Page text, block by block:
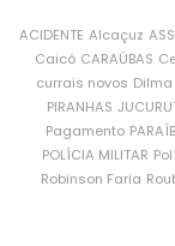
ACIDENTE Alcaçuz
Caicó CARAÚBAS
currais novos Dilma
PIRANHAS
Pagamento
POLÍCIA MILITAR
Robinson Faria